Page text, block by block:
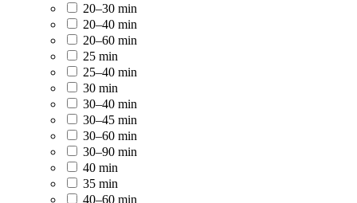
20–30 min
20–40 min
20–60 min
25 min
25–40 min
30 min
30–40 min
30–45 min
30–60 min
30–90 min
40 min
35 min
40–60 min